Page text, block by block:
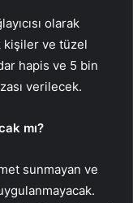
olarak
ve tüzel
hapis ve 5 bin
verilecek.
mı?
sunmayan ve